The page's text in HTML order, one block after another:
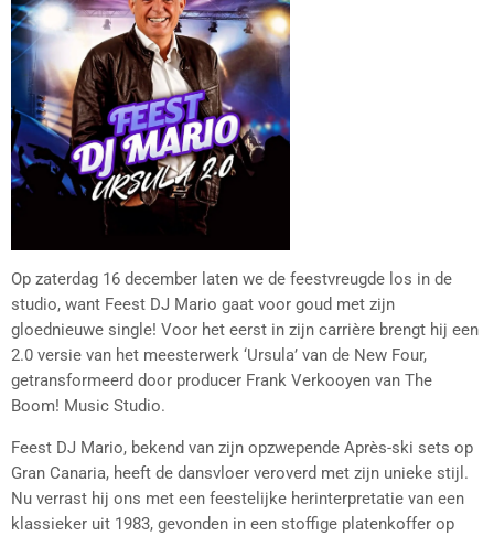
Op zaterdag 16 december laten we de feestvreugde los in de
studio, want Feest DJ Mario gaat voor goud met zijn
gloednieuwe single! Voor het eerst in zijn carrière brengt hij een
2.0 versie van het meesterwerk ‘Ursula’ van de New Four,
getransformeerd door producer Frank Verkooyen van The
Boom! Music Studio.
Feest DJ Mario, bekend van zijn opzwepende Après-ski sets op
Gran Canaria, heeft de dansvloer veroverd met zijn unieke stijl.
Nu verrast hij ons met een feestelijke herinterpretatie van een
klassieker uit 1983, gevonden in een stoffige platenkoffer op